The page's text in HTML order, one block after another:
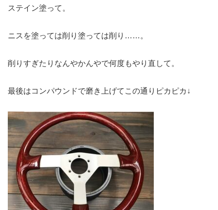
ステイン塗って。
ニスを塗っては削り塗っては削り……。
削りすぎたりなんやかんやで何度もやり直して。
最後はコンパウンドで磨き上げてこの通りピカピカ↓